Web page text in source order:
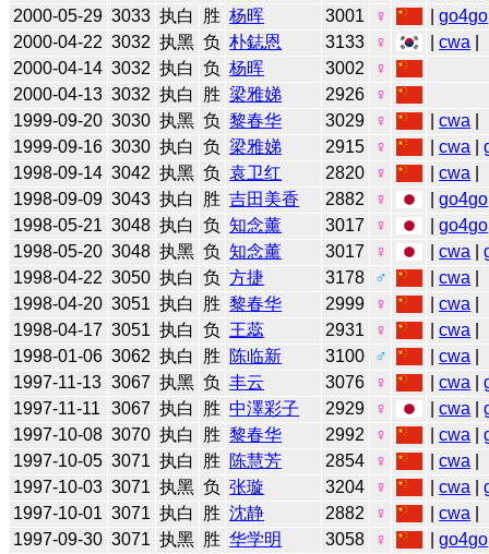
2000-05-29 3033 执白 胜 杨晖 3001 ♀ |go4go
2000-04-22 3032 执黑 负 朴鋕恩 3133 ♀ |cwa
2000-04-14 3032 执白 负 杨晖 3002
♀
2000-04-13 3032 执白 胜 梁雅娣 2926
♀
1999-09-20 3030 执黑 负 黎春华 3029 ♀ |cwa
1999-09-16 3030 执白 负 梁雅娣 2915 ♀ |cwa |
1998-09-14 3042 执黑 负 袁卫红 2820 ♀ |cwa
1998-09-09 3043 执白 胜 吉田美香 2882 ♀ |go4go
1998-05-21 3048 执白 负 知念薰 3017 ♀ |go4go
1998-05-20 3048 执黑 负 知念薰 3017 ♀ |cwa |
1998-04-22 3050 执白 负 方捷 3178 ♂ |cwa
1998-04-20 3051 执白 胜 黎春华 2999 ♀ |cwa
1998-04-17 3051 执白 负 王蕊 2931 ♀ |cwa
1998-01-06 3062 执白 胜 陈临新 3100 ♂ |cwa
1997-11-13 3067 执黑 负 丰云 3076 ♀ |cwa |
1997-11-11
3067 执白 胜 中澤彩子 2929 ♀ |cwa |
1997-10-08 3070 执白 胜 黎春华 2992 ♀ |cwa |
1997-10-05 3071 执白 胜 陈慧芳 2854 ♀ |cwa
1997-10-03 3071 执黑 负 张璇 3204 ♀ |cwa |
1997-10-01 3071 执白 胜 沈静 2882 ♀ |cwa
1997-09-30 3071 执黑 胜 华学明 3058 ♀ |go4go